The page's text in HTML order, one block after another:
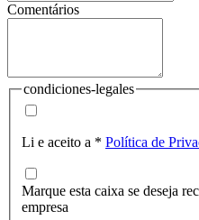
Comentários
condiciones-legales
Li e aceito a * Política de
Marque esta caixa se deseja
empresa